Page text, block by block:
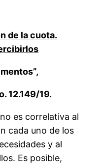
de la cuota.
12.149/19.
es correlativa al
cada uno de los
y al
Es posible,